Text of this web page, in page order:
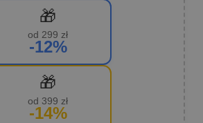
🎁
od 299 zł
-12%
🎁
od 399 zł
-14%